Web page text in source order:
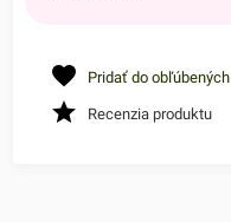
Pridať do obľúbených
Recenzia produktu